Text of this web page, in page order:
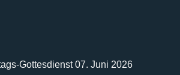
Gottesdienst 07. Juni 2026